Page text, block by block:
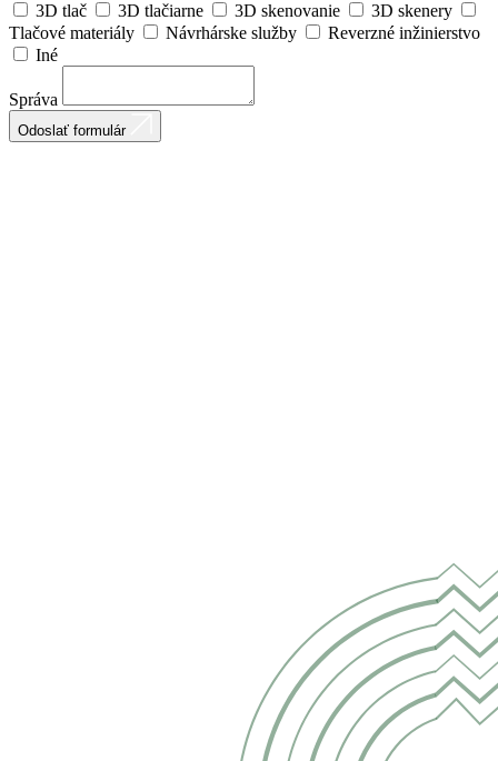
3D tlač
3D tlačiarne 3D skenovanie
3D skenery
Tlačové materiály
Návrhárske služby
Reverzné inžinierstvo
Iné
Správa
Odoslať formulár